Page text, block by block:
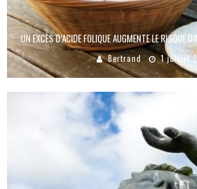
UN EXCÈS D’ACIDE FOLIQUE AUGMENTE LE RISQUE
Bertrand 1 juillet